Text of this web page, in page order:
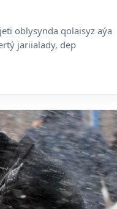
oblysynda qolaisyz aýa
jariialady, dep